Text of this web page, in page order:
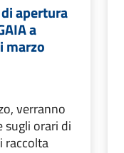
apertura
a
marzo
verranno
orari di
raccolta